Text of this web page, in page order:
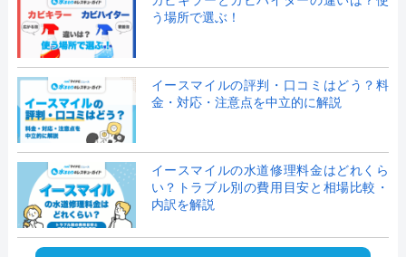
う場所で選ぶ！
イースマイルの評判・口コミはどう？料
金・対応・注意点を中立的に解説
イースマイルの水道修理料金はどれくら
い？トラブル別の費用目安と相場比較・
内訳を解説